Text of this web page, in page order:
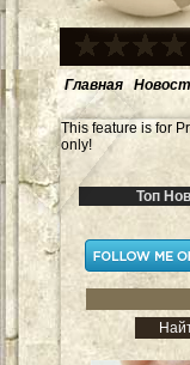
Главная
This feature is for
only!
Топ